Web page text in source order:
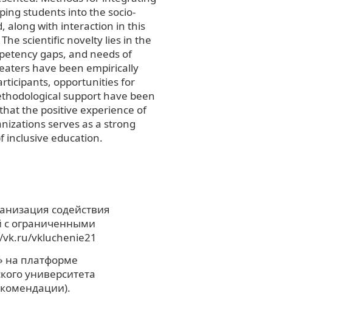
students into the socio-
along with interaction in this
scientific novelty lies in the
gaps, and needs of
have been empirically
opportunities for
support have been
the positive experience of
serves as a strong
inclusive education.
содействия
с ограниченными
vkluchenie21
на платформе
университета